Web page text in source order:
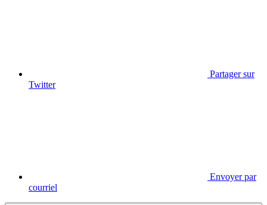
Partager sur
Twitter
Envoyer par
courriel